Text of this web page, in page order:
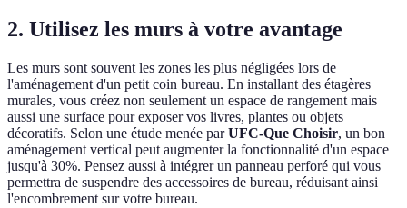
2. Utilisez les murs à votre avantage
Les murs sont souvent les zones les plus négligées lors de
l'aménagement d'un petit coin bureau. En installant des étagères
murales, vous créez non seulement un espace de rangement mais
aussi une surface pour exposer vos livres, plantes ou objets
décoratifs. Selon une étude menée parUFC-Que Choisir, un bon
aménagement vertical peut augmenter la fonctionnalité d'un espace
jusqu'à 30%. Pensez aussi à intégrer un panneau perforé qui vous
permettra de suspendre des accessoires de bureau, réduisant ainsi
l'encombrement sur votre bureau.